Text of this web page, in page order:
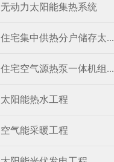
无动力太阳能集热系统
住宅集中供热分户储存太...
住宅空气源热泵一体机组...
太阳能热水工程
空气能采暖工程